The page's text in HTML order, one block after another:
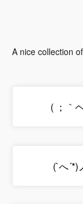
A nice collection
( ；｀
(`へ´*)